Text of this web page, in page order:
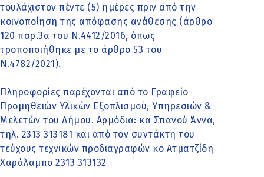
τουλάχιστον πέντε (5) ημέρες πριν από την
κοινοποίηση της απόφασης ανάθεσης (άρθρο
120 παρ.3α του Ν.4412/2016, όπως
τροποποιήθηκε με το άρθρο 53 του
Ν.4782/2021).
Πληροφορίες παρέχονται από το Γραφείο
Προμηθειών Υλικών Εξοπλισμού, Υπηρεσιών &
Μελετών του Δήμου. Αρμόδια: κα Σπανού Άννα,
τηλ. 2313 313181 και από τον συντάκτη του
τεύχους τεχνικών προδιαγραφών κο Ατματζίδη
Χαράλαμπο 2313 313132